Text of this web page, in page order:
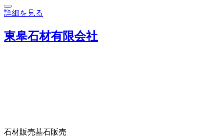
詳細を見る
東皋石材有限会社
石材販売墓石販売